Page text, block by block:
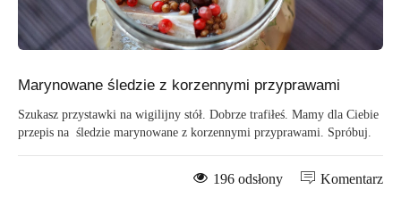
Marynowane śledzie z korzennymi przyprawami
Szukasz przystawki na wigilijny stół. Dobrze trafiłeś. Mamy dla Ciebie
przepis na śledzie marynowane z korzennymi przyprawami. Spróbuj.
Komentarz
196 odsłony